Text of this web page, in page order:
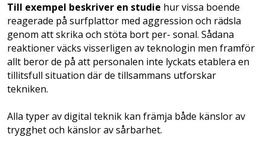
Till exempel beskriver en studie hur vissa boende
reagerade på surfplattor med aggression och rädsla
genom att skrika och stöta bort per­- sonal. Sådana
reaktioner väcks visserligen av teknologin men framför
allt beror de på att personalen inte lyckats etablera en
tillitsfull ­situation där de tillsammans utforskar
tekniken.
Alla typer av digital teknik kan främja både känslor av
trygghet och känslor av sårbarhet.